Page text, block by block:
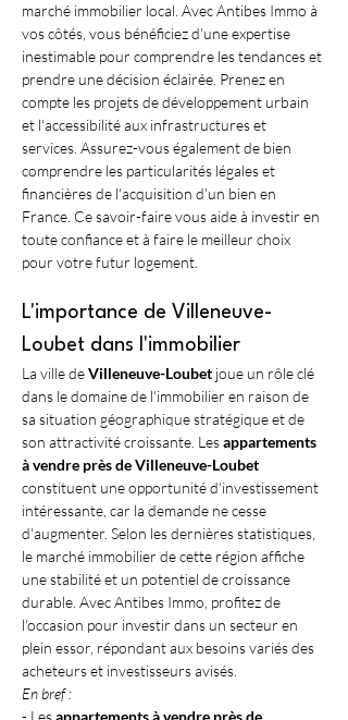
marché immobilier local. Avec Antibes Immo à
vos côtés, vous bénéficiez d'une expertise
inestimable pour comprendre les tendances et
prendre une décision éclairée. Prenez en
compte les projets de développement urbain
et l'accessibilité aux infrastructures et
services. Assurez-vous également de bien
comprendre les particularités légales et
financières de l'acquisition d'un bien en
France. Ce savoir-faire vous aide à investir en
toute confiance et à faire le meilleur choix
pour votre futur logement.
L'importance de Villeneuve-
Loubet dans l'immobilier
La ville de Villeneuve-Loubet joue un rôle clé
dans le domaine de l'immobilier en raison de
sa situation géographique stratégique et de
son attractivité croissante. Les appartements
à vendre près de Villeneuve-Loubet
constituent une opportunité d'investissement
intéressante, car la demande ne cesse
d'augmenter. Selon les dernières statistiques,
le marché immobilier de cette région affiche
une stabilité et un potentiel de croissance
durable. Avec Antibes Immo, profitez de
l'occasion pour investir dans un secteur en
plein essor, répondant aux besoins variés des
acheteurs et investisseurs avisés.
En bref :
- Les appartements à vendre près de